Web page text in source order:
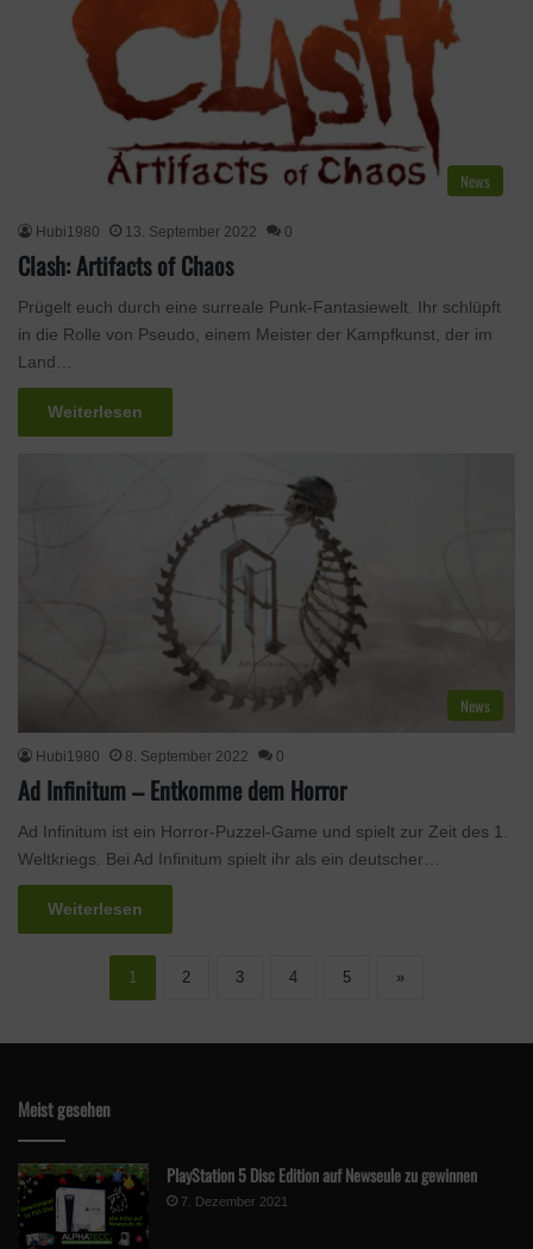
News
Hubi1980 13. September 2022 0
Clash: Artifacts of Chaos
Prügelt euch durch eine surreale Punk-Fantasiewelt. Ihr schlüpft
in die Rolle von Pseudo, einem Meister der Kampfkunst, der im
Land…
Weiterlesen
News
Hubi1980 8. September 2022 0
Ad Infinitum – Entkomme dem Horror
Ad Infinitum ist ein Horror-Puzzel-Game und spielt zur Zeit des 1.
Weltkriegs. Bei Ad Infinitum spielt ihr als ein deutscher…
Weiterlesen
1 2 3 4 5 »
Meist gesehen
PlayStation 5 Disc Edition auf Newseule zu gewinnen
7. Dezember 2021